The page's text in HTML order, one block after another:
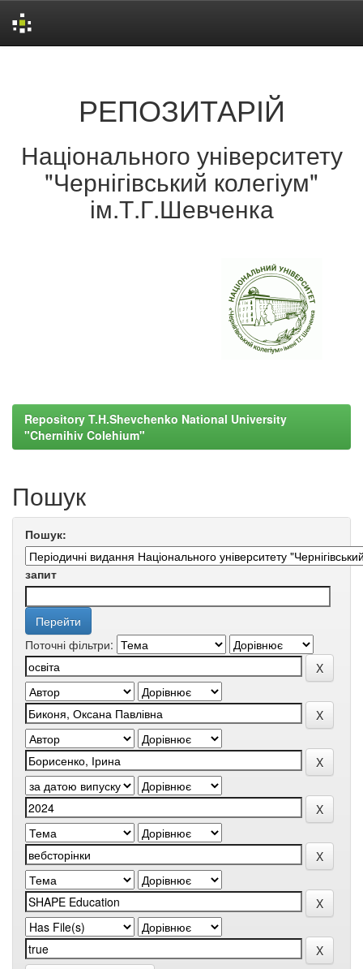
РЕПОЗИТАРІЙ
Національного університету
"Чернігівський колегіум"
ім.Т.Г.Шевченка
Repository T.H.Shevchenko National University
"Chernihiv Colehium"
Пошук
Пошук:
запит
Поточні фільтри: